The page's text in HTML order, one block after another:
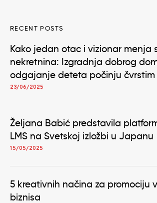
RECENT POSTS
Kako jedan otac i vizionar menja
nekretnina: Izgradnja dobrog
odgajanje deteta počinju čvrstim
23/06/2025
Željana Babić predstavila
LMS na Svetskoj izložbi u Japanu
15/05/2025
5 kreativnih načina za promociju
biznisa